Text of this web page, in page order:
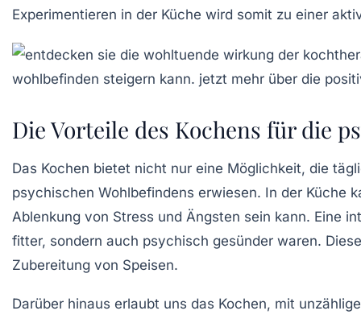
Experimentieren in der Küche wird somit zu einer
Die Vorteile des Kochens für die
Das Kochen bietet nicht nur eine Möglichkeit, die
psychischen Wohlbefindens erwiesen. In der Küche
Ablenkung von Stress und Ängsten sein kann. Eine
fitter, sondern auch psychisch gesünder waren.
Zubereitung von Speisen.
Darüber hinaus erlaubt uns das Kochen, mit